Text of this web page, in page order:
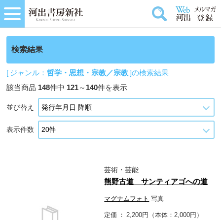
検索結果
[ ジャンル：哲学・思想・宗教／宗教]の検索結果
該当商品 148件中 121～ 140件を表示
並び替え
表示件数
芸術・芸能
熊野古道 サンティアゴへの道
マグナムフォト 写真
定価
2,200円（本体：2,000円）